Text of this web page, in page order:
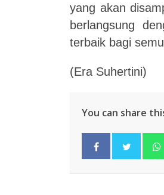
yang akan
berlangsung
terbaik bagi
(Era Suhertini)
You can share